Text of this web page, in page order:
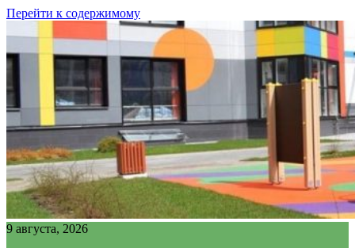
Перейти к содержимому
9 августа, 2026